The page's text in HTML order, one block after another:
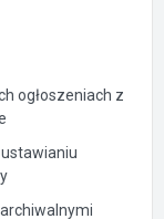
ogłoszeniach z